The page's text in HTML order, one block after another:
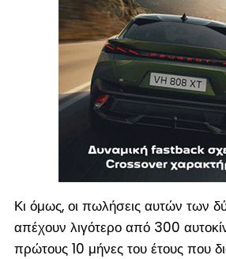
Κι όμως, οι πωλήσεις αυτών των
απέχουν λιγότερο από 300
πρώτους 10 μήνες του έτους που